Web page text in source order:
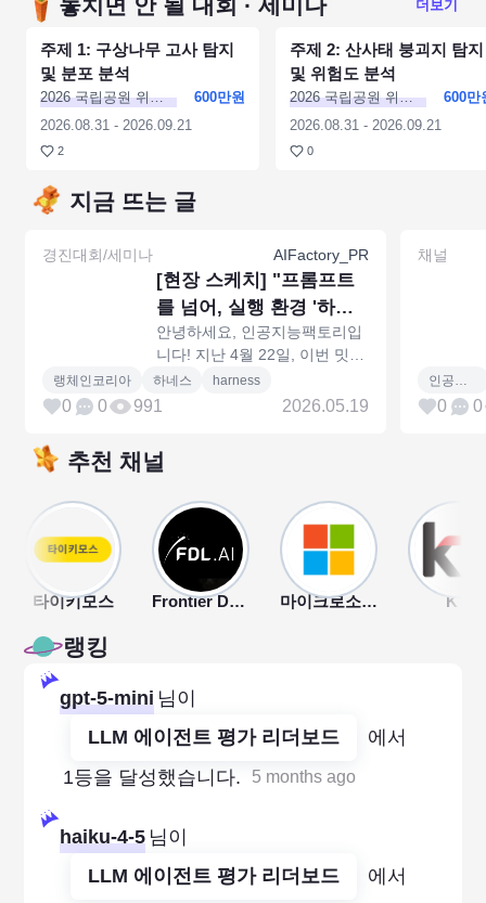
더보기
경진대회 참가 접수중 진행예정
주제 1: 구상나무 고사 탐지
및 분포 분석
2026 국립공원 위성
모니터링 AI 챌린지
600만원
2026.08.31 - 2026.09.21
2
경진대회 참가 접수중 진행예
주제 2: 산사태 붕괴지 탐지
및 위험도 분석
2026 국립공원 위성
모니터링 AI 챌린지
600만
2026.08.31 - 2026.09.21
0
지금 뜨는 글
경진대회/세미나 AIFactory_PR
[현장 스케치] "프롬프트
를 넘어, 실행 환경 '하네
스'를 설계하다"(발표 자
료 첨부)
안녕하세요, 인공지능팩토리입
니다! 지난 4월 22일, 이번 밋업
에 뜨거운 관심을 갖고 자리를
가득 채워주신 150명의 참가자
랭체인코리아 하네스 harness
0 0 991 2026.05.19
채널
0 0
추천 채널
타이키모스 Frontier Development Lab 마이크로소프트 KT
랭킹
gpt-5-mini 님이
LLM 에이전트 평가 리더보드
에서
1등을 달성했습니다.
5 months ago
haiku-4-5 님이
LLM 에이전트 평가 리더보드
에서